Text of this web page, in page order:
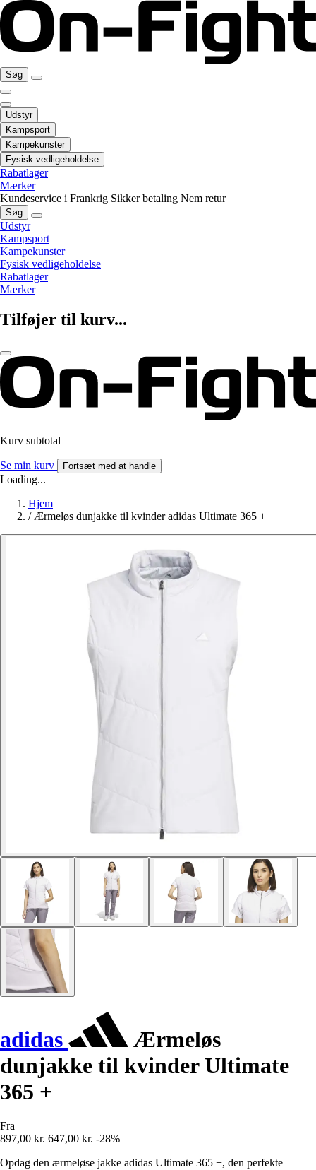
Søg
Udstyr
Kampsport
Kampekunster
Fysisk vedligeholdelse
Rabatlager
Mærker
Kundeservice i Frankrig Sikker betaling Nem retur
Søg
Udstyr
Kampsport
Kampekunster
Fysisk vedligeholdelse
Rabatlager
Mærker
Tilføjer til kurv...
Kurv subtotal
Se min kurv Fortsæt med at handle
Loading...
Hjem
/ Ærmeløs dunjakke til kvinder adidas Ultimate 365 +
adidas
Ærmeløs
dunjakke til kvinder Ultimate
365 +
Fra
897,00 kr. 647,00 kr. -28%
Opdag den ærmeløse jakke adidas Ultimate 365 +, den perfekte